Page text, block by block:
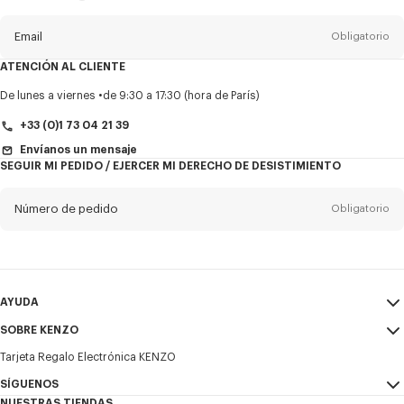
Email Obligatorio
TítuloObligatorio
Deseo recibir comunicaciones sobre los productos, servicios y
eventos de KENZO, que pueden ser personalizados, especialmente en
ATENCIÓN AL CLIENTE
De lunes a viernes de 9:30 a 17:30 (hora de París)
+33 (0)1 73 04 21 39
Envíanos un mensaje
SEGUIR MI PEDIDO / EJERCER MI DERECHO DE DESISTIMIENTO
Número de pedido Obligatorio
AYUDA
Mi Cuenta
Guía de tallas
Preguntas frecuentes
SOBRE KENZO
Condiciones de venta
Aviso Legal y Condiciones de uso
Tarjeta Regalo Electrónica KENZO
SÍGUENOS